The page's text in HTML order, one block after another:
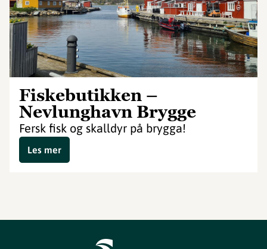
Fiskebutikken –
Nevlunghavn Brygge
Fersk fisk og skalldyr på brygga!
Les mer